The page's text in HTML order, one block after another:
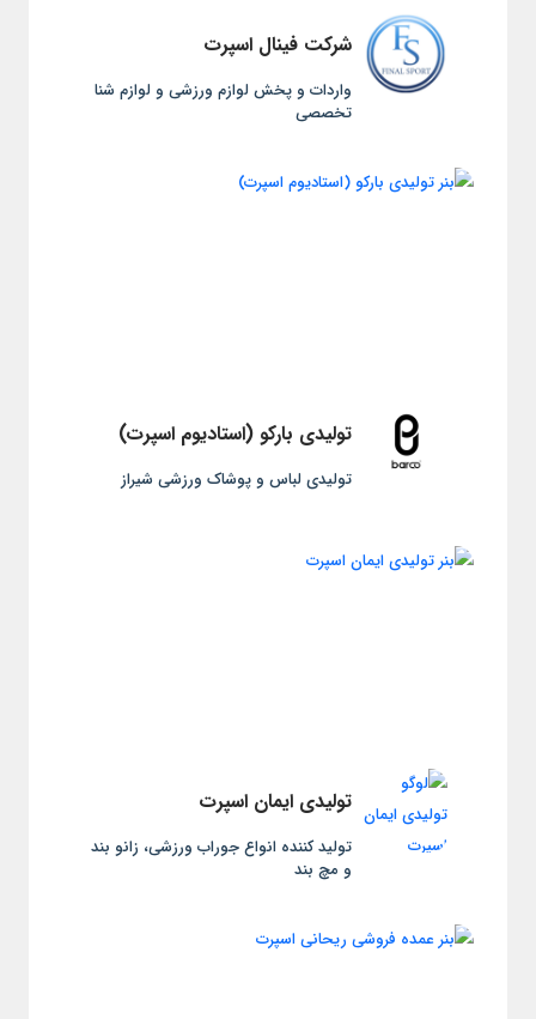
شرکت فینال اسپرت
واردات و پخش لوازم ورزشی و لوازم شنا
تخصصی
تولیدی بارکو (استادیوم اسپرت)
تولیدی لباس و پوشاک ورزشی شیراز
تولیدی ایمان اسپرت
تولید کننده انواع جوراب ورزشی، زانو بند
و مچ بند